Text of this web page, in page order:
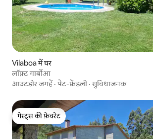
Vilaboa में घर
लॉफ़्ट गार्बोआ
आउटडोर जगहें ·पेट-फ्रेंडली ·सुविधाजनक
गेस्ट्स की फ़ेवरेट
गेस्ट्स की फ़ेवरेट